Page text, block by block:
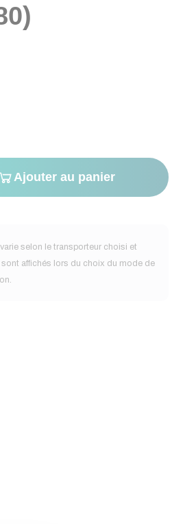
Ajouter au panier
selon le transporteur choisi et
affichés lors du choix du mode de